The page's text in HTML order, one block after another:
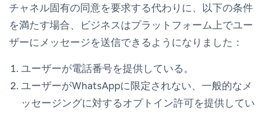
チャネル固有の同意を要求する代わりに、以下の条件
を満たす場合、ビジネスはプラットフォーム上でユー
ザーにメッセージを送信できるようになりました：
ユーザーが電話番号を提供している。
ユーザーがWhatsAppに限定されない、一般的なメ
ッセージングに対するオプトイン許可を提供してい